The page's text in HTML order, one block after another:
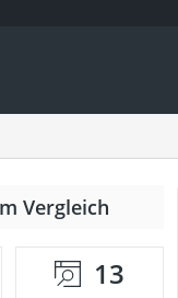
Vergleich
13